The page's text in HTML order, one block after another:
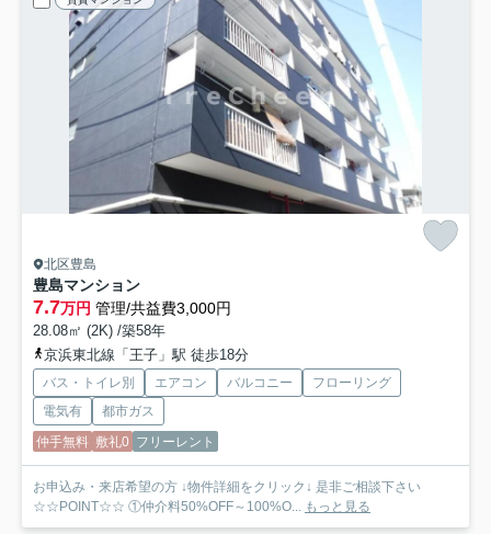
北区豊島
豊島マンション
7.7万円 管理/共益費3,000円
28.08㎡ (2K) /築58年
京浜東北線「王子」駅 徒歩18分
バス・トイレ別 エアコン バルコニー
フローリング
電気有
都市ガス
仲手無料 敷礼0 フリーレント
お申込み・来店希望の方 ↓物件詳細をクリック↓ 是非ご相談下さい
☆☆POINT☆☆ ①仲介料50%OFF～100%O... もっと見る